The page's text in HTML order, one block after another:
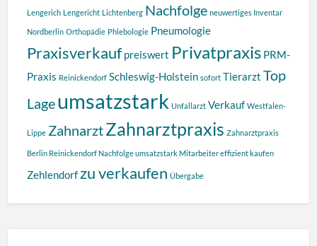
Lengerich Lengericht Lichtenberg Nachfolge neuwertiges Inventar
Nordberlin Orthopädie Phlebologie Pneumologie
Praxisverkauf preiswert Privatpraxis PRM-
Praxis Reinickendorf Schleswig-Holstein sofort Tierarzt Top
Lageumsatzstark Unfallarzt Verkauf Westfalen-
Lippe ZahnarztZahnarztpraxis Zahnarztpraxis
Berlin Reinickendorf Nachfolge umsatzstark Mitarbeiter effizient kaufen
Zehlendorf zu verkaufen Übergabe